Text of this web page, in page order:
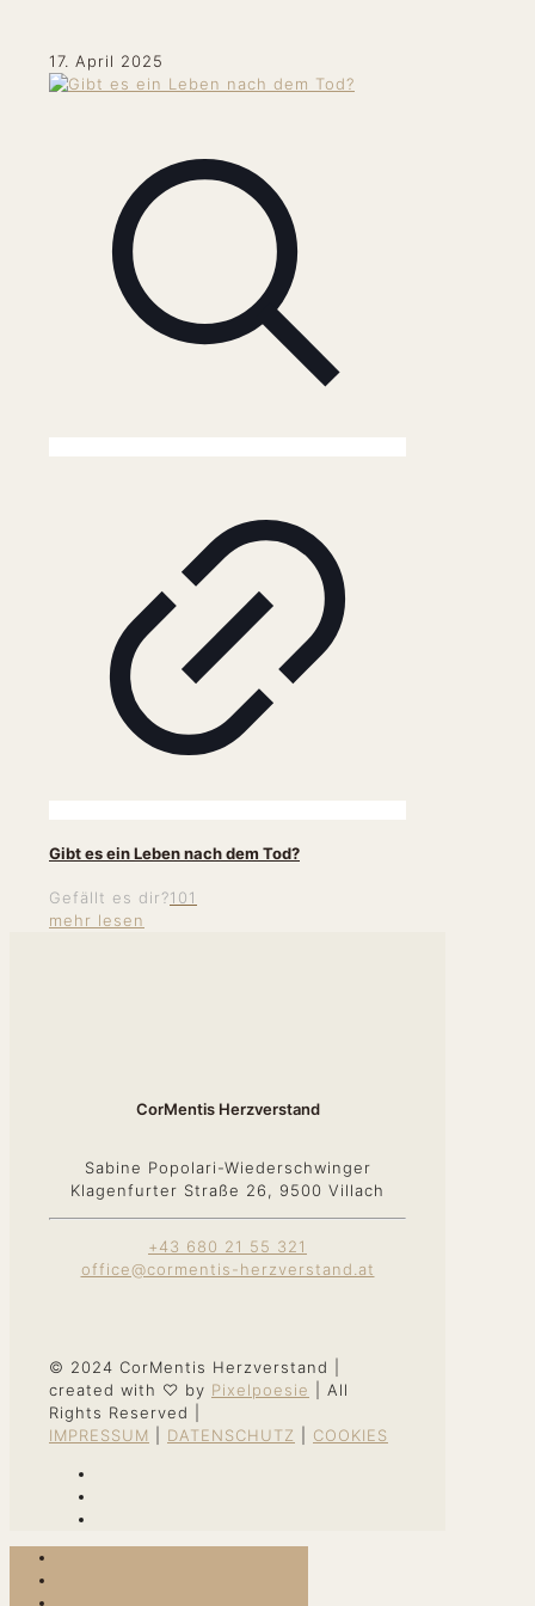
17. April 2025
Gibt es ein Leben nach dem Tod?
Gefällt es dir?101
mehr lesen
CorMentis Herzverstand
Sabine Popolari-Wiederschwinger
Klagenfurter Straße 26, 9500 Villach
+43 680 21 55 321
office@cormentis-herzverstand.at
© 2024 CorMentis Herzverstand |
created with ♡ by Pixelpoesie
| All
Rights Reserved |
IMPRESSUM
DATENSCHUTZ COOKIES